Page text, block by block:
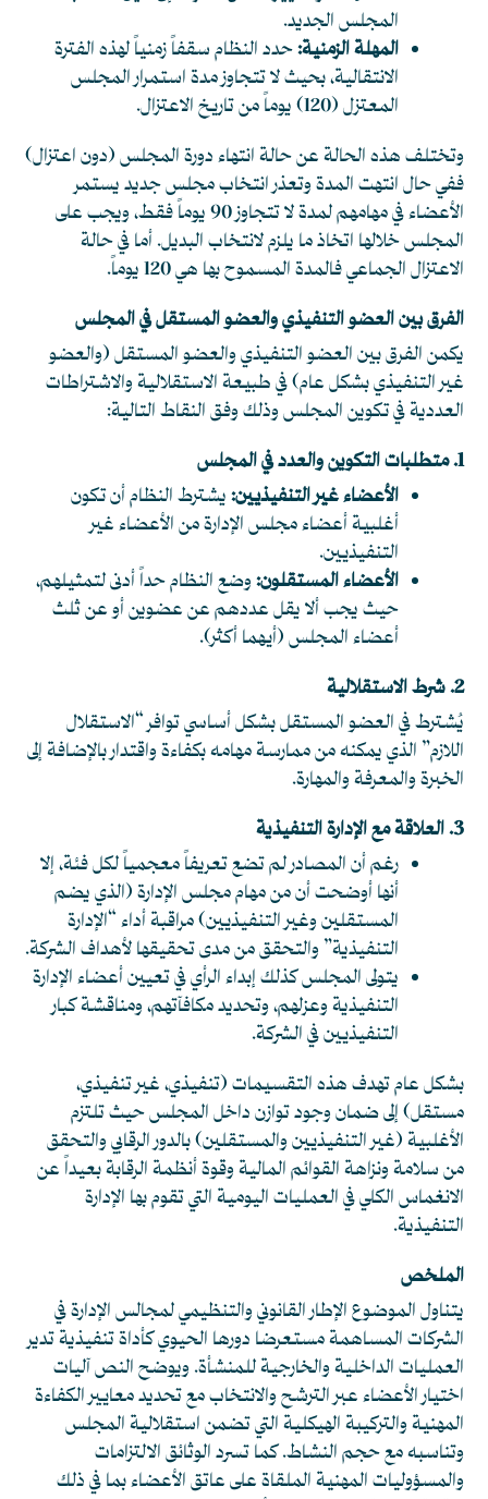
المجلس الجديد.
المهلة الزمنية:حدد النظام سقفاً زمنياً لهذه الفترة
الانتقالية، بحيث لا تتجاوز مدة استمرار المجلس
المعتزل (120) يوماً من تاريخ الاعتزال.
وتختلف هذه الحالة عن حالة انتهاء دورة المجلس (دون اعتزال)
ففي حال انتهت المدة وتعذر انتخاب مجلس جديد يستمر
الأعضاء في مهامهم لمدة لا تتجاوز 90 يوماً فقط، ويجب على
المجلس خلالها اتخاذ ما يلزم لانتخاب البديل. أما في حالة
الاعتزال الجماعي فالمدة المسموح بها هي 120 يوماً.
الفرق بين العضو التنفيذي والعضو المستقل في المجلس
يكمن الفرق بين العضو التنفيذي والعضو المستقل (والعضو
غير التنفيذي بشكل عام) في طبيعة الاستقلالية والاشتراطات
العددية في تكوين المجلس وذلك وفق النقاط التالية:
1. متطلبات التكوين والعدد في المجلس
الأعضاء غير التنفيذيين:يشترط النظام أن تكون
أغلبية أعضاء مجلس الإدارة من الأعضاء غير
التنفيذيين.
الأعضاء المستقلون:وضع النظام حداً أدنى لتمثيلهم،
حيث يجب ألا يقل عددهم عن عضوين أو عن ثلث
أعضاء المجلس (أيهما أكثر).
2. شرط الاستقلالية
يُشترط في العضو المستقل بشكل أساسي توافر “الاستقلال
اللازم” الذي يمكنه من ممارسة مهامه بكفاءة واقتدار بالإضافة إلى
الخبرة والمعرفة والمهارة.
3. العلاقة مع الإدارة التنفيذية
رغم أن المصادر لم تضع تعريفاً معجمياً لكل فئة، إلا
أنها أوضحت أن من مهام مجلس الإدارة (الذي يضم
المستقلين وغير التنفيذيين) مراقبة أداء “الإدارة
التنفيذية” والتحقق من مدى تحقيقها لأهداف الشركة.
يتولى المجلس كذلك إبداء الرأي في تعيين أعضاء الإدارة
التنفيذية وعزلهم، وتحديد مكافآتهم، ومناقشة كبار
التنفيذيين في الشركة.
بشكل عام تهدف هذه التقسيمات (تنفيذي، غير تنفيذي،
مستقل) إلى ضمان وجود توازن داخل المجلس حيث تلتزم
الأغلبية (غير التنفيذيين والمستقلين) بالدور الرقابي والتحقق
من سلامة ونزاهة القوائم المالية وقوة أنظمة الرقابة بعيداً عن
الانغماس الكلي في العمليات اليومية التي تقوم بها الإدارة
التنفيذية.
الملخص
يتناول الموضوع الإطار القانوني والتنظيمي لمجالس الإدارة في
الشركات المساهمة مستعرضا دورها الحيوي كأداة تنفيذية تدير
العمليات الداخلية والخارجية للمنشأة. ويوضح النص آليات
اختيار الأعضاء عبر الترشح والانتخاب مع تحديد معايير الكفاءة
المهنية والتركيبة الهيكلية التي تضمن استقلالية المجلس
وتناسبه مع حجم النشاط. كما تسرد الوثائق الالتزامات
والمسؤوليات المهنية الملقاة على عاتق الأعضاء بما في ذلك